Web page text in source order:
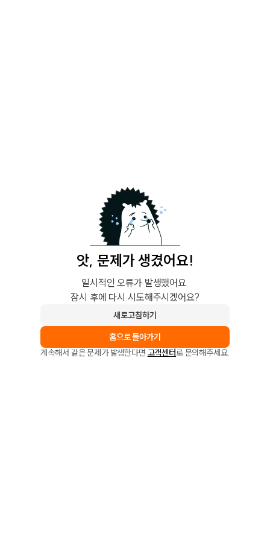
앗, 문제가 생겼어요!
일시적인 오류가 발생했어요.
잠시 후에 다시 시도해주시겠어요?
새로고침하기
홈으로 돌아가기
계속해서 같은 문제가 발생한다면 고객센터로 문의해주세요.